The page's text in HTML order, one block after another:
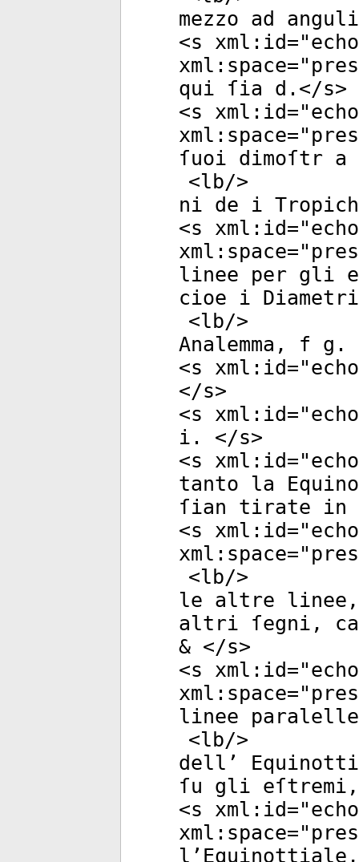
mezzo ad
<s xml:id="
xml:space="
qui ſia d.</s>
<s xml:id="
xml:space="
ſuoi dimoſtr
<lb/>
ni de i
<s xml:id="
xml:space="
linee per gli
cioe i
<lb/>
Analemma, f g.
<s xml:id="
</s>
<s xml:id="
i. </s>
<s xml:id="
tanto la
ſian tirate in
<s xml:id="
xml:space="
<lb/>
le altre linee,
altri ſegni,
& </s>
<s xml:id="
xml:space="
linee
<lb/>
dell’
ſu gli
<s xml:id="
xml:space="